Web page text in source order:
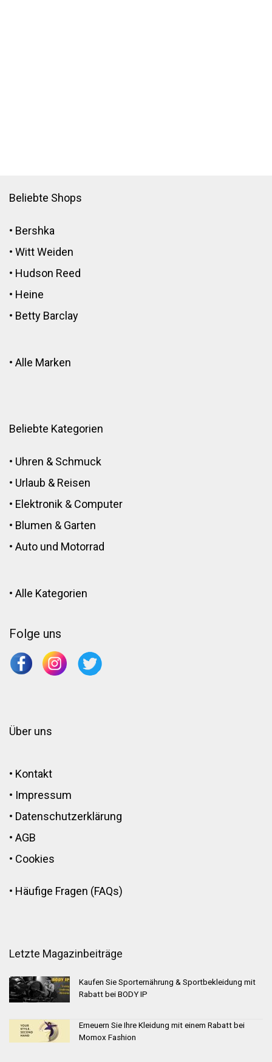
Beliebte Shops
• Bershka
• Witt Weiden
• Hudson Reed
• Heine
• Betty Barclay
• Alle Marken
Beliebte Kategorien
• Uhren & Schmuck
• Urlaub & Reisen
• Elektronik & Computer
• Blumen & Garten
• Auto und Motorrad
• Alle Kategorien
Folge uns
Über uns
• Kontakt
• Impressum
• Datenschutzerklärung
• AGB
• Cookies
• Häufige Fragen (FAQs)
Letzte Magazinbeiträge
Kaufen Sie Sporternährung & Sportbekleidung mit
Rabatt bei BODY IP
Erneuern Sie Ihre Kleidung mit einem Rabatt bei
Momox Fashion